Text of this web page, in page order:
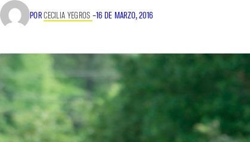
PORCECILIA YEGROS –16 DE MARZO, 2016